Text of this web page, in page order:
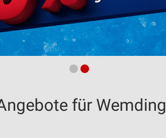
für Wemding